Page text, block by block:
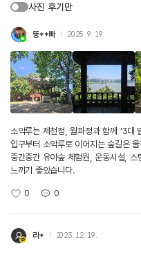
사진 후기만
똥**빠 2025. 9. 19.
소악루는 제천정, 월파정과 함께 '3대
입구부터 소악루로 이어지는 숲길은
중간중간 유아숲 체험원, 운동시설,
느끼기 좋았습니다.
0 0
라* 2023. 12. 19.